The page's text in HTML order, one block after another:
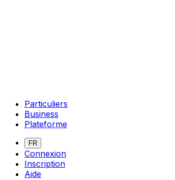
Particuliers
Business
Plateforme
FR
Connexion
Inscription
Aide